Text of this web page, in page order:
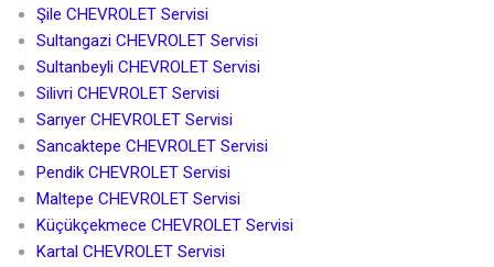
Şile CHEVROLET Servisi
Sultangazi CHEVROLET Servisi
Sultanbeyli CHEVROLET Servisi
Silivri CHEVROLET Servisi
Sarıyer CHEVROLET Servisi
Sancaktepe CHEVROLET Servisi
Pendik CHEVROLET Servisi
Maltepe CHEVROLET Servisi
Küçükçekmece CHEVROLET Servisi
Kartal CHEVROLET Servisi